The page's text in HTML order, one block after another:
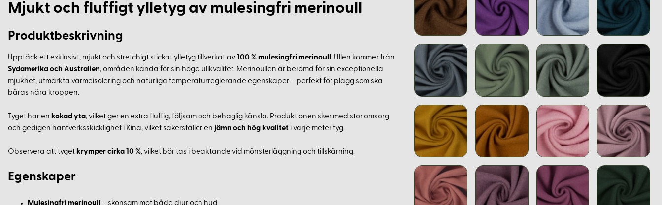
Mjukt och fluffigt ylletyg av mulesingfri merinoull
Produktbeskrivning
Upptäck ett exklusivt, mjukt och stretchigt stickat ylletyg tillverkat av 100 % mulesingfri merinoull . Ullen kommer från
Sydamerika och Australien, områden kända för sin höga ullkvalitet. Merinoullen är berömd för sin exceptionella
mjukhet, utmärkta värmeisolering och naturliga temperaturreglerande egenskaper – perfekt för plagg som ska
bäras nära kroppen.
Tyget har en kokad yta, vilket ger en extra fluffig, följsam och behaglig känsla. Produktionen sker med stor omsorg
och gedigen hantverksskicklighet i Kina, vilket säkerställer en jämn och hög kvalitet i varje meter tyg.
Observera att tyget krymper cirka 10 %, vilket bör tas i beaktande vid mönsterläggning och tillskärning.
Egenskaper
Mulesingfri merinoull – skonsam mot både djur och hud